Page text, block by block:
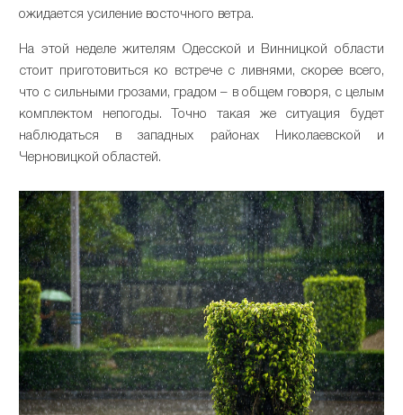
ожидается усиление восточного ветра.
На этой неделе жителям Одесской и Винницкой области
стоит приготовиться ко встрече с ливнями, скорее всего,
что с сильными грозами, градом – в общем говоря, с целым
комплектом непогоды. Точно такая же ситуация будет
наблюдаться в западных районах Николаевской и
Черновицкой областей.